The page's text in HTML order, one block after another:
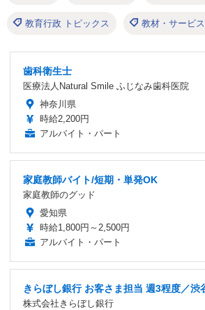
教育行政 トピックス 教材・サービ
歯科衛生士
医療法人Natural Smile ふじなみ歯科医院
神奈川県
時給2,200円
アルバイト・パート
家庭教師バイト/短期・単発OK
家庭教師のグッド
愛知県
時給1,800円～2,500円
アルバイト・パート
きらぼし銀行 お客さま担当 週3程度／渋
株式会社きらぼし銀行